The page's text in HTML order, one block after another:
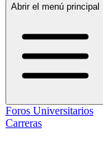
Abrir el menú principal
Foros Universitarios
Carreras